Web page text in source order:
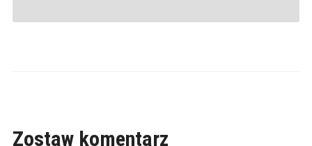
Zostaw komentarz